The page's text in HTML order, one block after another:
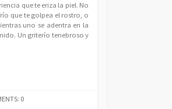
que te eriza la piel. No
que te golpea el rostro, o
uno se adentra en la
Un griterío tenebroso y
0